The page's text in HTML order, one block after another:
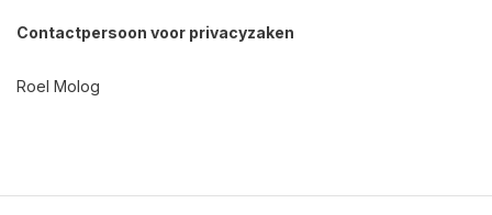
Contactpersoon voor privacyzaken
Roel Molog